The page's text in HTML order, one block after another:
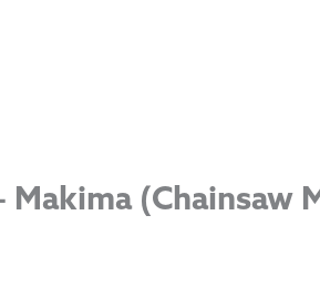
Makima (Chainsaw